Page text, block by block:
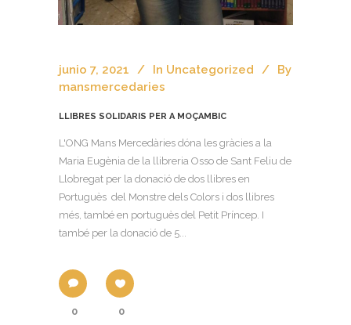
junio 7, 2021 In Uncategorized
By
mansmercedaries
LLIBRES SOLIDARIS PER A MOÇAMBIC
L'ONG Mans Mercedàries dóna les gràcies a la
Maria Eugènia de la llibreria Osso de Sant Feliu de
Llobregat per la donació de dos llibres en
Portuguès del Monstre dels Colors i dos llibres
més, també en portuguès del Petit Príncep. I
també per la donació de 5...
0 0